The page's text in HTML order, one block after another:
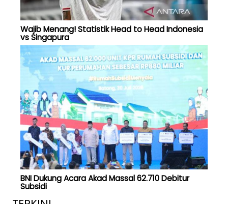
Wajib Menang! Statistik Head to Head Indonesia
vs Singapura
BNI Dukung Acara Akad Massal 62.710 Debitur
Subsidi